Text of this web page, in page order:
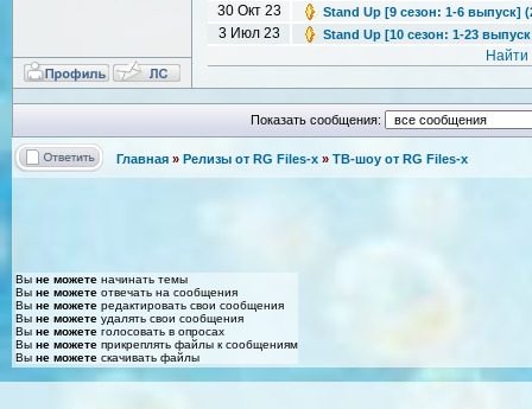
30 Окт 23 Stand Up [9 сезон: 1-6 выпуск]
3 Июл 23 Stand Up [10 сезон: 1-23
Найти
Показать сообщения:
Главная » Релизы от RG Files-x » ТВ-шоу от RG Files-x
Вы не можете начинать темы
Вы не можете отвечать на сообщения
Вы не можете редактировать свои сообщения
Вы не можете удалять свои сообщения
Вы не можете голосовать в опросах
Вы не можете прикреплять файлы к сообщениям
Вы не можете скачивать файлы